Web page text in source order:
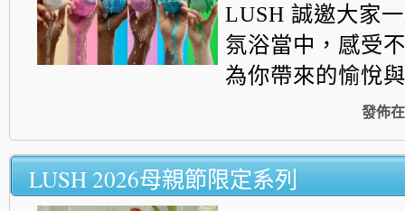
LUSH 誠邀大家
氛浴當中， 感受
為你帶來的愉悅
發佈在
LUSH 2026母親節限定系列